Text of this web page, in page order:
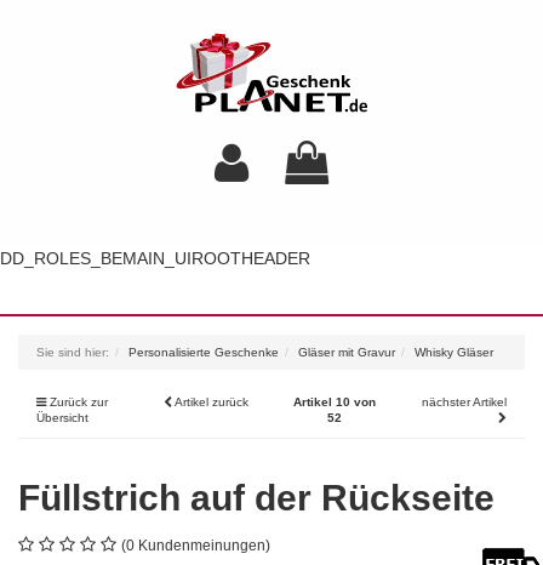
DD_ROLES_BEMAIN_UIROOTHEADER
Sie sind hier: Personalisierte Geschenke Gläser mit Gravur Whisky Gläser
Zurück zur
Übersicht
Artikel zurück
Artikel 10 von
52
nächster Artikel
Füllstrich auf der Rückseite
(0 Kundenmeinungen)